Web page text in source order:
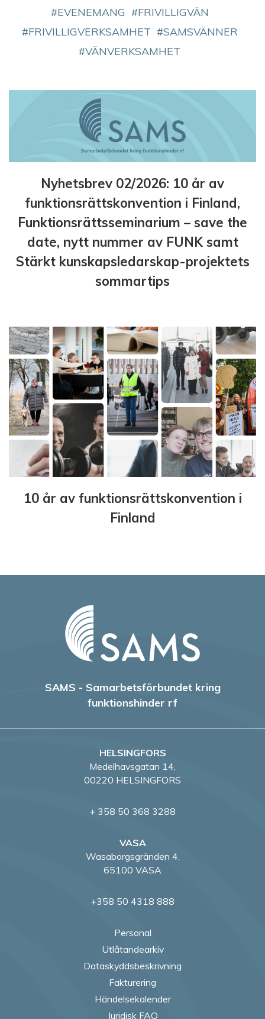
EVENEMANG
FRIVILLIGVÄN
FRIVILLIGVERKSAMHET
SAMSVÄNNER
VÄNVERKSAMHET
Nyhetsbrev 02/2026: 10 år av
funktionsrättskonvention i Finland,
Funktionsrättsseminarium – save the
date, nytt nummer av FUNK samt
Stärkt kunskapsledarskap-projektets
sommartips
10 år av funktionsrättskonvention i
Finland
SAMS - Samarbetsförbundet kring
funktionshinder rf
HELSINGFORS
Medelhavsgatan 14,
00220 HELSINGFORS
+ 358 50 368 3288
VASA
Wasaborgsgränden 4,
65100 VASA
+358 50 4318 888
Personal
Utlåtandearkiv
Dataskyddsbeskrivning
Fakturering
Händelsekalender
Juridisk FAQ